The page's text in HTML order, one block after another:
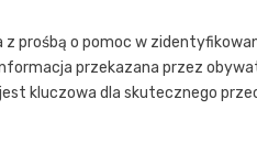
z prośbą o pomoc w
przekazana przez
kluczowa dla skutecznego